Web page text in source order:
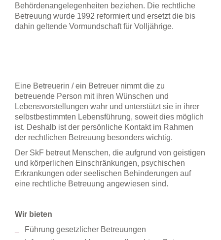
Behördenangelegenheiten beziehen. Die rechtliche
Betreuung wurde 1992 reformiert und ersetzt die bis
dahin geltende Vormundschaft für Volljährige.
Eine Betreuerin / ein Betreuer nimmt die zu
betreuende Person mit ihren Wünschen und
Lebensvorstellungen wahr und unterstützt sie in ihrer
selbstbestimmten Lebensführung, soweit dies möglich
ist. Deshalb ist der persönliche Kontakt im Rahmen
der rechtlichen Betreuung besonders wichtig.
Der SkF betreut Menschen, die aufgrund von geistigen
und körperlichen Einschränkungen, psychischen
Erkrankungen oder seelischen Behinderungen auf
eine rechtliche Betreuung angewiesen sind.
Wir bieten
Führung gesetzlicher Betreuungen